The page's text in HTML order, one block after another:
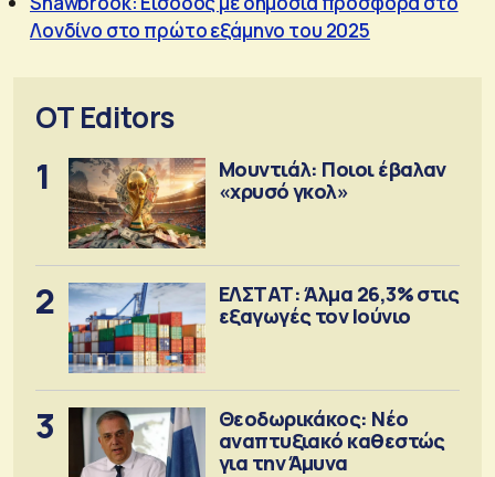
Λονδίνο στο πρώτο εξάμηνο του 2025
OT Editors
1
Μουντιάλ: Ποιοι έβαλαν
«χρυσό γκολ»
2
ΕΛΣΤΑΤ: Άλμα 26,3% στις
εξαγωγές τον Ιούνιο
3
Θεοδωρικάκος: Νέο
αναπτυξιακό καθεστώς
για την Άμυνα